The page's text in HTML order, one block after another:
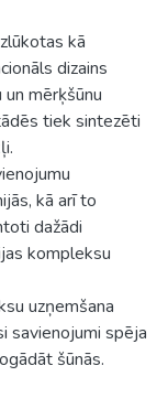
kā
dizains
mērķšūnu
tiek sintezēti
kā arī to
dažādi
kompleksu
uzņemšana
savienojumi spēja
šūnās.